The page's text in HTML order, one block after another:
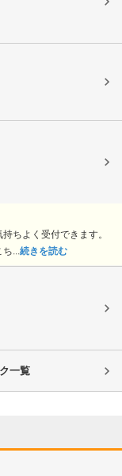
ちよく受付できます。
... 続きを読む
一覧